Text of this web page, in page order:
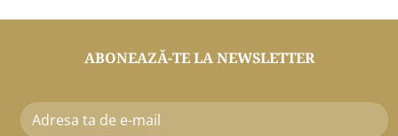
ABONEAZĂ-TE LA NEWSLETTER